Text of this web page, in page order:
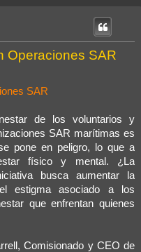
Operaciones SAR
SAR
de los voluntarios y
SAR marítimas es
pone en peligro, lo que a
físico y mental. ¿La
busca aumentar la
estigma asociado a los
que enfrentan quienes
Comisionado y CEO de